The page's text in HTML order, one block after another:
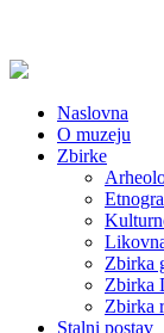
Naslovna
O muzeju
Zbirke
Zbirka
Zbirka
Zbirka
Stalni postav